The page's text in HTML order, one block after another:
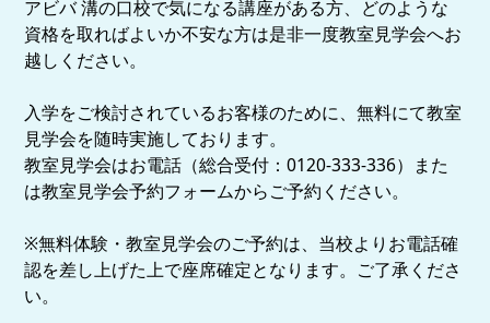
アビバ 溝の口校で気になる講座がある方、どのような
資格を取ればよいか不安な方は是非一度教室見学会へお
越しください。
入学をご検討されているお客様のために、無料にて教室
見学会を随時実施しております。
教室見学会はお電話（総合受付：0120-333-336）また
は教室見学会予約フォームからご予約ください。
※無料体験・教室見学会のご予約は、当校よりお電話確
認を差し上げた上で座席確定となります。ご了承くださ
い。